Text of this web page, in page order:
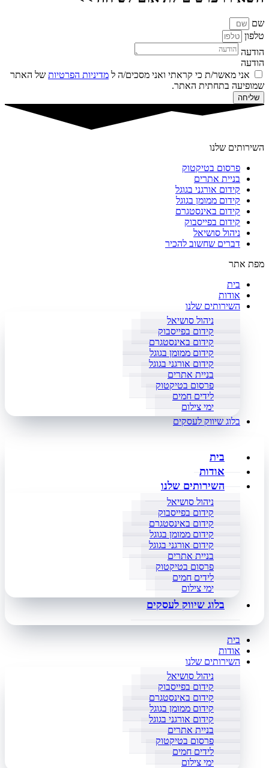
שם
טלפון
הודעה
הודעה
אני מאשר/ת כי קראתי ואני מסכים/ה ל מדיניות הפרטיות של האתר
שמופיעה בתחתית האתר.
שליחה
השירותים שלנו
פרסום בטיקטוק
בניית אתרים
קידום אורגני בגוגל
קידום ממומן בגוגל
קידום באינסטגרם
קידום בפייסבוק
ניהול סושיאל
דברים שחשוב להכיר
מפת אתר
בית
אודות
השירותים שלנו
ניהול סושיאל
קידום בפייסבוק
קידום באינסטגרם
קידום ממומן בגוגל
קידום אורגני בגוגל
בניית אתרים
פרסום בטיקטוק
לידים חמים
ימי צילום
בלוג שיווק לעסקים
בית
אודות
השירותים שלנו
ניהול סושיאל
קידום בפייסבוק
קידום באינסטגרם
קידום ממומן בגוגל
קידום אורגני בגוגל
בניית אתרים
פרסום בטיקטוק
לידים חמים
ימי צילום
בלוג שיווק לעסקים
בית
אודות
השירותים שלנו
ניהול סושיאל
קידום בפייסבוק
קידום באינסטגרם
קידום ממומן בגוגל
קידום אורגני בגוגל
בניית אתרים
פרסום בטיקטוק
לידים חמים
ימי צילום